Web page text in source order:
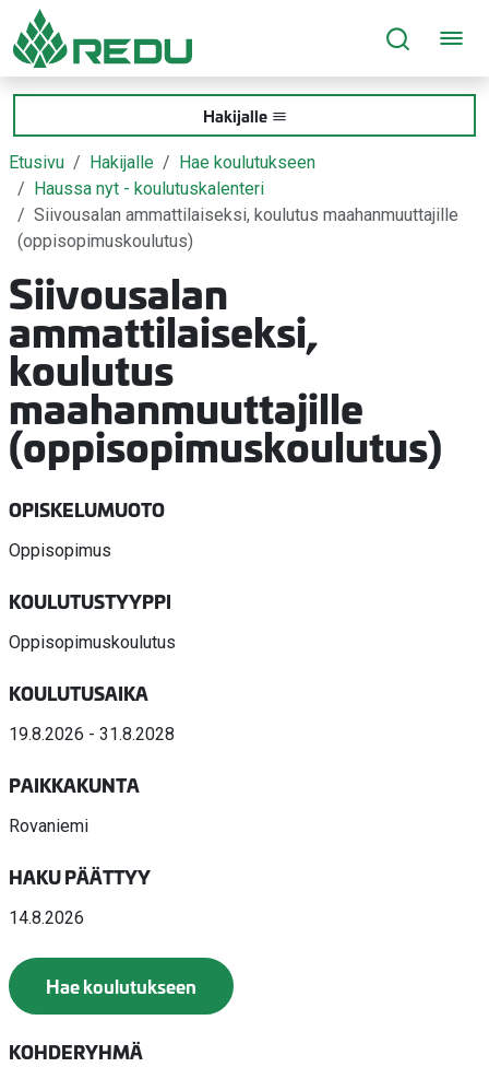
Siirry sivusisältöön
Hakijalle
Etusivu Hakijalle
Hae koulutukseen
Haussa nyt - koulutuskalenteri
Siivousalan ammattilaiseksi, koulutus maahanmuuttajille
(oppisopimuskoulutus)
Siivousalan
ammattilaiseksi,
koulutus
maahanmuuttajille
(oppisopimuskoulutus)
OPISKELUMUOTO
Oppisopimus
KOULUTUSTYYPPI
Oppisopimuskoulutus
KOULUTUSAIKA
19.8.2026 - 31.8.2028
PAIKKAKUNTA
Rovaniemi
HAKU PÄÄTTYY
14.8.2026
Hae koulutukseen
KOHDERYHMÄ